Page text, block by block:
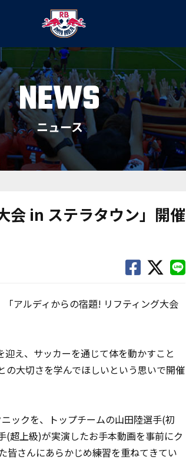
NEWS
ニュース
会 in ステラタウン」開催
アルディからの宿題! リフティング大会
え、サッカーを通じて体を動かすこと
の大切さを学んでほしいという思いで開催
ックを、トップチームの山田陸選手(初
超上級)が実演したお手本動画を事前にク
皆さんにあらかじめ練習を重ねてきてい